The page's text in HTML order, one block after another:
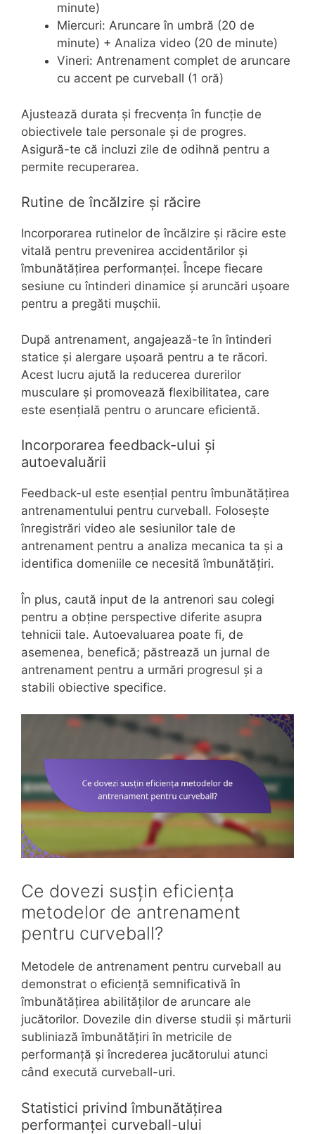
minute)
Miercuri: Aruncare în umbră (20 de
minute) + Analiza video (20 de minute)
Vineri: Antrenament complet de aruncare
cu accent pe curveball (1 oră)
Ajustează durata și frecvența în funcție de
obiectivele tale personale și de progres.
Asigură-te că incluzi zile de odihnă pentru a
permite recuperarea.
Rutine de încălzire și răcire
Incorporarea rutinelor de încălzire și răcire este
vitală pentru prevenirea accidentărilor și
îmbunătățirea performanței. Începe fiecare
sesiune cu întinderi dinamice și aruncări ușoare
pentru a pregăti mușchii.
După antrenament, angajează-te în întinderi
statice și alergare ușoară pentru a te răcori.
Acest lucru ajută la reducerea durerilor
musculare și promovează flexibilitatea, care
este esențială pentru o aruncare eficientă.
Incorporarea feedback-ului și
autoevaluării
Feedback-ul este esențial pentru îmbunătățirea
antrenamentului pentru curveball. Folosește
înregistrări video ale sesiunilor tale de
antrenament pentru a analiza mecanica ta și a
identifica domeniile ce necesită îmbunătățiri.
În plus, caută input de la antrenori sau colegi
pentru a obține perspective diferite asupra
tehnicii tale. Autoevaluarea poate fi, de
asemenea, benefică; păstrează un jurnal de
antrenament pentru a urmări progresul și a
stabili obiective specifice.
Ce dovezi susțin eficiența
metodelor de antrenament
pentru curveball?
Metodele de antrenament pentru curveball au
demonstrat o eficiență semnificativă în
îmbunătățirea abilităților de aruncare ale
jucătorilor. Dovezile din diverse studii și mărturii
subliniază îmbunătățiri în metricile de
performanță și încrederea jucătorului atunci
când execută curveball-uri.
Statistici privind îmbunătățirea
performanței curveball-ului